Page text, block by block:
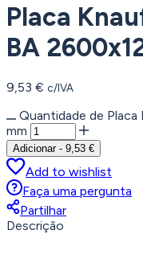
Placa
BA
9,53 € c/IVA
Quantidade de Placa
mm
Adicionar - 9,53 €
Add to wishlist
Faça uma pergunta
Partilhar
Descrição